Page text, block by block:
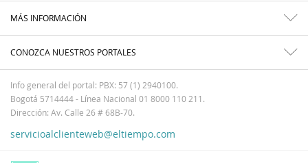
MÁS INFORMACIÓN
CONOZCA NUESTROS PORTALES
Info general del portal: PBX: 57 (1) 2940100.
Bogotá 5714444 - Línea Nacional 01 8000 110 211.
Dirección: Av. Calle 26 # 68B-70.
servicioalclienteweb@eltiempo.com